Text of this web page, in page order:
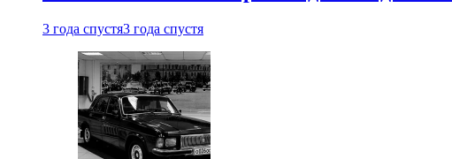
3 года спустя3 года спустя